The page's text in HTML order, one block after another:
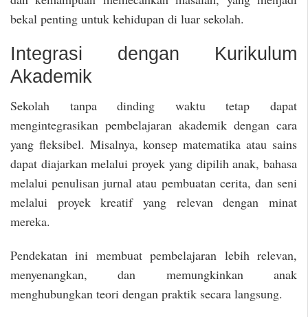
bekal penting untuk kehidupan di luar sekolah.
Integrasi dengan Kurikulum
Akademik
Sekolah tanpa dinding waktu tetap dapat
mengintegrasikan pembelajaran akademik dengan cara
yang fleksibel. Misalnya, konsep matematika atau sains
dapat diajarkan melalui proyek yang dipilih anak, bahasa
melalui penulisan jurnal atau pembuatan cerita, dan seni
melalui proyek kreatif yang relevan dengan minat
mereka.
Pendekatan ini membuat pembelajaran lebih relevan,
menyenangkan, dan memungkinkan anak
menghubungkan teori dengan praktik secara langsung.